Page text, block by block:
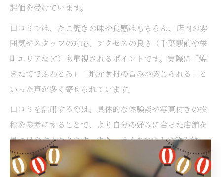
評価を受けています。
口コミでは、たこ焼きの味や食感はもちろん、店内の雰
囲気やスタッフの対応、アクセスの良さ（千葉駅前や栄
町エリアなど）も重視されるポイントです。実際に「焼
きたてでふわとろ」「地元食材の旨みが感じられる」と
いった声が多く寄せられています。
口コミを活用する際は、具体的な体験談や写真付きの投
稿を参考にすることで、より自分の好みに合った店舗を
見つけやすくなります。また、テイクアウトや飲み放
題、個室利用など、利用シーンに合わせた口コミもチェ
ックすると失敗が少なくなります。